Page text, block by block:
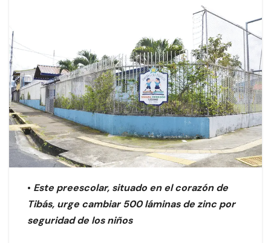
• Este preescolar, situado en el corazón de
Tibás, urge cambiar 500 láminas de zinc por
seguridad de los niños